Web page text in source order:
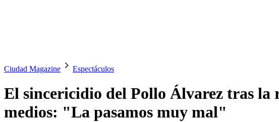
Ciudad Magazine Espectáculos
El sincericidio del Pollo Álvarez tras la
medios: "La pasamos muy mal"